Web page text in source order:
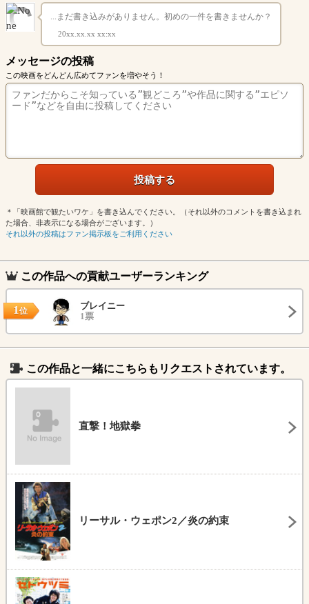
...まだ書き込みがありません。初めの一件を書きませんか？
20xx.xx.xx xx:xx
メッセージの投稿
この映画をどんどん広めてファンを増やそう！
＊「映画館で観たいワケ」を書き込んでください。（それ以外のコメントを書き込まれ
た場合、非表示になる場合がございます。）
それ以外の投稿はファン掲示板をご利用ください
この作品への貢献ユーザーランキング
1位
ブレイニー
1票
この作品と一緒にこちらもリクエストされています。
直撃！地獄拳
リーサル・ウェポン2／炎の約束